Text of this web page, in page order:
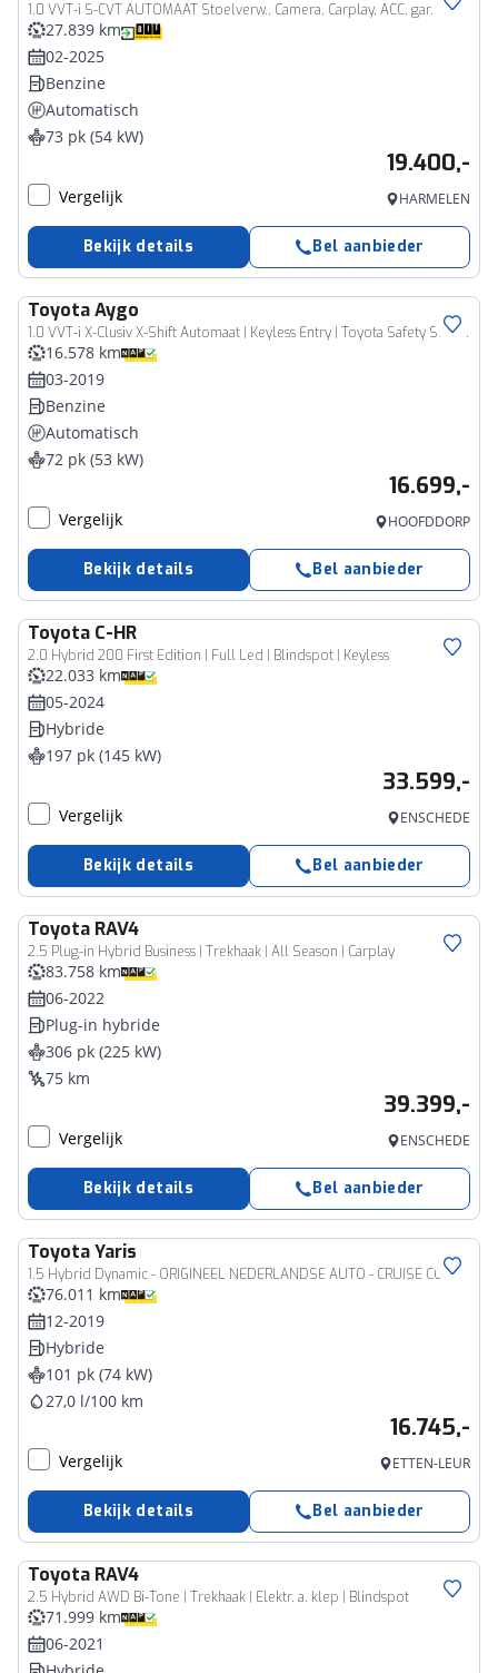
1.0 VVT-i S-CVT AUTOMAAT Stoelverw., Camera, Carplay, ACC, gar.
27.839 km
02-2025
Benzine
Automatisch
73 pk (54 kW)
19.400,-
Vergelijk HARMELEN
Bekijk details Bel aanbieder
ToyotaAygo
1.0 VVT-i X-Clusiv X-Shift Automaat | Keyless Entry | Toyota Safety Sense |
16.578 km
03-2019
Benzine
Automatisch
72 pk (53 kW)
16.699,-
Vergelijk HOOFDDORP
Bekijk details Bel aanbieder
Toyota C-HR
2.0 Hybrid 200 First Edition | Full Led | Blindspot | Keyless
22.033 km
05-2024
Hybride
197 pk (145 kW)
33.599,-
Vergelijk ENSCHEDE
Bekijk details Bel aanbieder
Toyota RAV4
2.5 Plug-in Hybrid Business | Trekhaak | All Season | Carplay
83.758 km
06-2022
Plug-in hybride
306 pk (225 kW)
75 km
39.399,-
Vergelijk ENSCHEDE
Bekijk details Bel aanbieder
ToyotaYaris
1.5 Hybrid Dynamic - ORIGINEEL NEDERLANDSE AUTO - CRUISE CONTROL - LANE ASSIST - ACHTERUITRIJ CAMERA - CLIMATE CONTROL
76.011 km
12-2019
Hybride
101 pk (74 kW)
27,0 l/100 km
16.745,-
Vergelijk ETTEN-LEUR
Bekijk details Bel aanbieder
Toyota RAV4
2.5 Hybrid AWD Bi-Tone | Trekhaak | Elektr. a. klep | Blindspot
71.999 km
06-2021